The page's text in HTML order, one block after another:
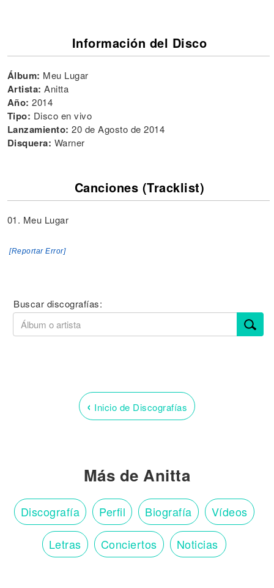
Información del Disco
Álbum: Meu Lugar
Artista: Anitta
Año: 2014
Tipo: Disco en vivo
Lanzamiento: 20 de Agosto de 2014
Disquera: Warner
Canciones (Tracklist)
01. Meu Lugar
[Reportar Error]
Buscar discografías:
‹ Inicio de Discografías
Más de Anitta
Discografía Perfil Biografía Vídeos
Letras Conciertos Noticias